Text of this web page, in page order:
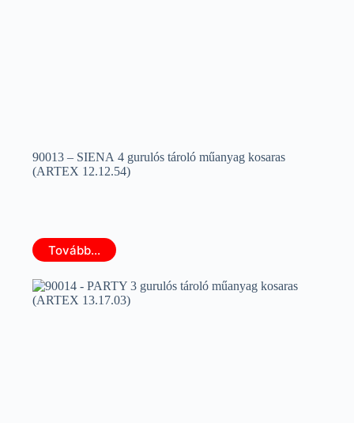
90013 – SIENA 4 gurulós tároló műanyag kosaras
(ARTEX 12.12.54)
Tovább...